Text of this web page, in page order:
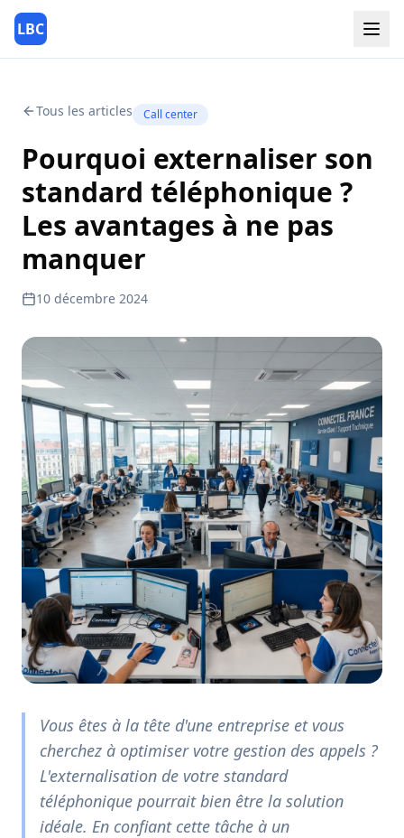
LBC
Tous les articles Call center
Pourquoi externaliser son
standard téléphonique ?
Les avantages à ne pas
manquer
10 décembre 2024
Vous êtes à la tête d'une entreprise et vous
cherchez à optimiser votre gestion des appels ?
L'externalisation de votre standard
téléphonique pourrait bien être la solution
idéale. En confiant cette tâche à un